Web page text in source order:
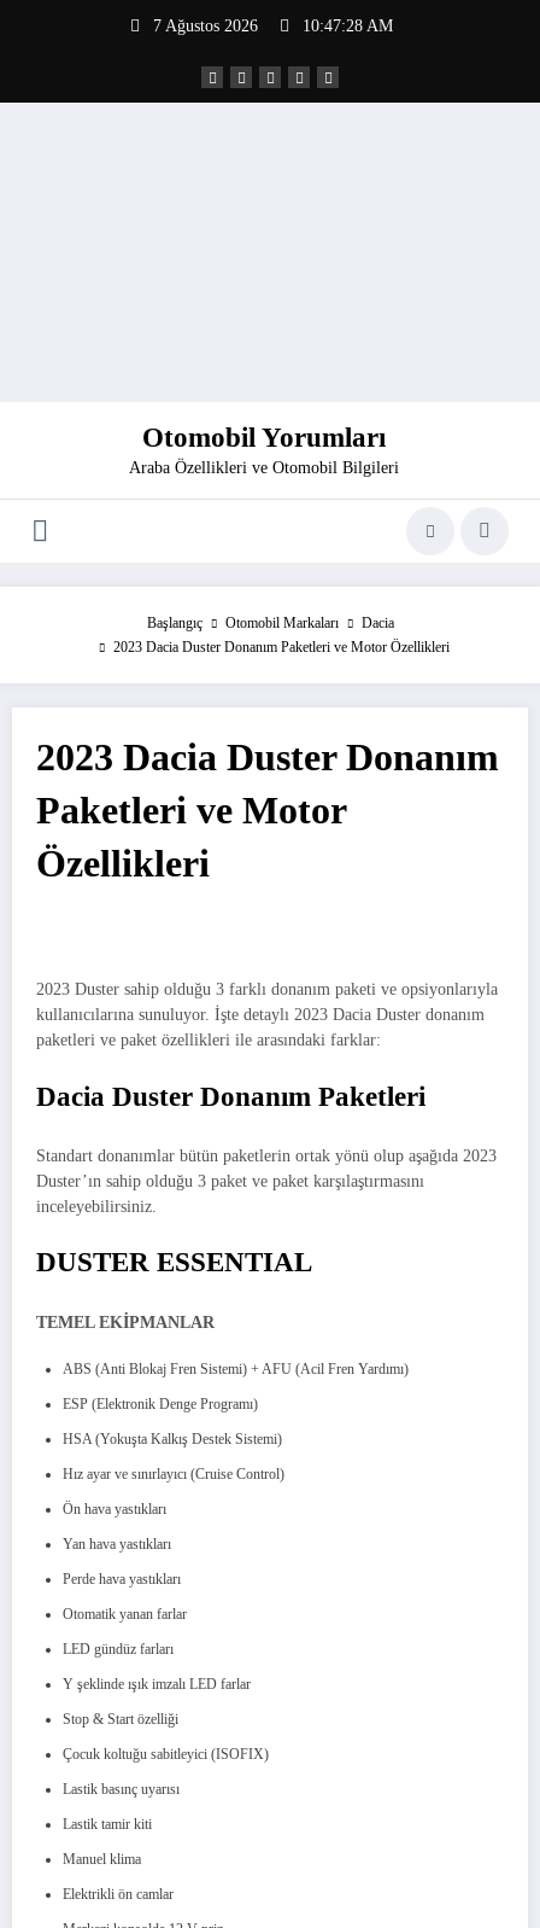
7 Ağustos 2026 10:47:29 AM
Otomobil Yorumları
Araba Özellikleri ve Otomobil Bilgileri
Başlangıç Otomobil Markaları
Dacia
2023 Dacia Duster Donanım Paketleri ve Motor Özellikleri
2023 Dacia Duster Donanım
Paketleri ve Motor
Özellikleri
2023 Duster sahip olduğu 3 farklı donanım paketi ve opsiyonlarıyla
kullanıcılarına sunuluyor. İşte detaylı 2023 Dacia Duster donanım
paketleri ve paket özellikleri ile arasındaki farklar:
Dacia Duster Donanım Paketleri
Standart donanımlar bütün paketlerin ortak yönü olup aşağıda 2023
Duster’ın sahip olduğu 3 paket ve paket karşılaştırmasını
inceleyebilirsiniz.
DUSTER ESSENTIAL
TEMEL EKİPMANLAR
ABS (Anti Blokaj Fren Sistemi) + AFU (Acil Fren Yardımı)
ESP (Elektronik Denge Programı)
HSA (Yokuşta Kalkış Destek Sistemi)
Hız ayar ve sınırlayıcı (Cruise Control)
Ön hava yastıkları
Yan hava yastıkları
Perde hava yastıkları
Otomatik yanan farlar
LED gündüz farları
Y şeklinde ışık imzalı LED farlar
Stop & Start özelliği
Çocuk koltuğu sabitleyici (ISOFIX)
Lastik basınç uyarısı
Lastik tamir kiti
Manuel klima
Elektrikli ön camlar